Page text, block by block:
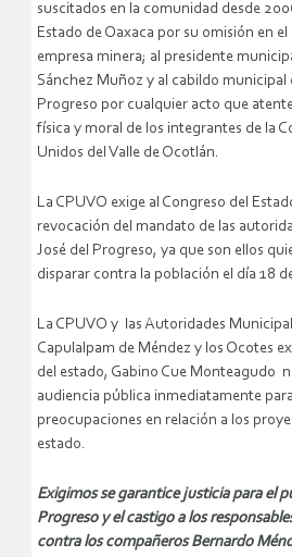
suscitados en la comunidad desde
Estado de Oaxaca por su omisión en
empresa minera; al presidente
Sánchez Muñoz y al cabildo municipal
Progreso por cualquier acto que
física y moral de los integrantes de la
Unidos del Valle de Ocotlán.
La CPUVO exige al Congreso del
revocación del mandato de las
José del Progreso, ya que son ellos
disparar contra la población el día 18
La CPUVO y las Autoridades
Capulalpam de Méndez y los Ocotes
del estado, Gabino Cue Monteagudo
audiencia pública inmediatamente
preocupaciones en relación a los
estado.
Exigimos se garantice justicia para el
Progreso y el castigo a los
contra los compañeros Bernardo